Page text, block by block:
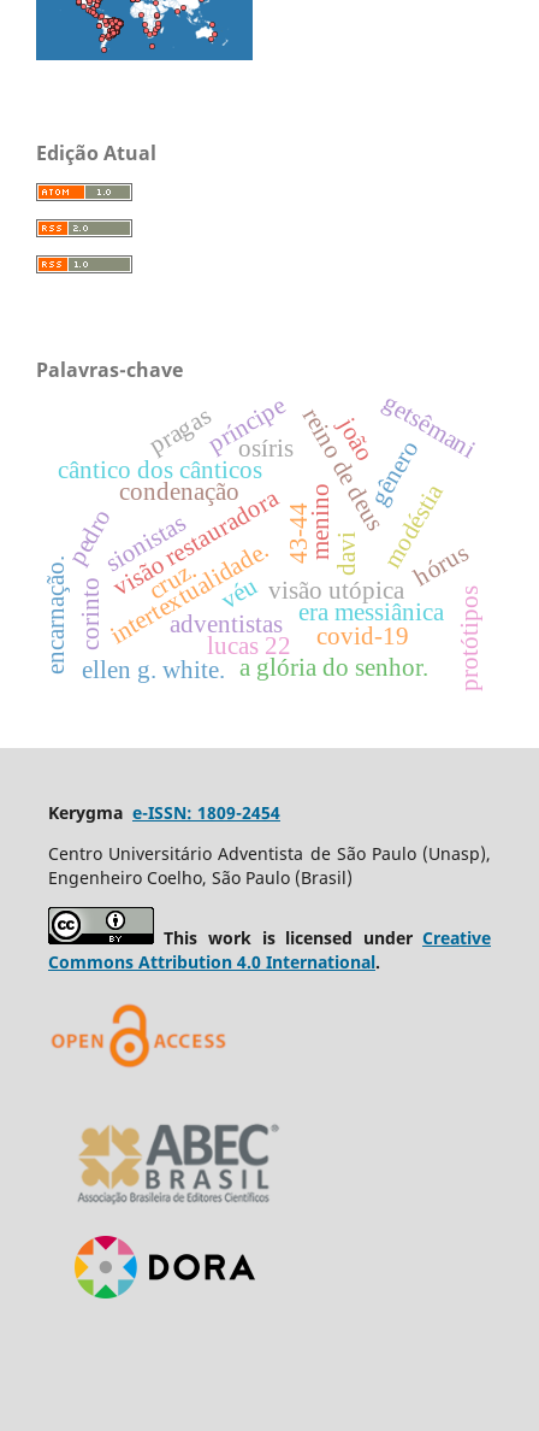
Edição Atual
Palavras-chave
cântico dos cânticos
43-44 davi
intertextualidade.
reino de deus
visão restauradoravisão utópica
era messiânica
sionistas
adventistas
corinto véu
gênero
modéstia
pragas
lucas 22
condenação
ellen g. white.
pedro
a glória do senhor.
príncipe getsêmani
protótipos
hórus
osíris
cruz.
menino
joão
encarnação. covid-19
Kerygma e-ISSN: 1809-2454
Centro Universitário Adventista de São Paulo (Unasp),
Engenheiro Coelho, São Paulo (Brasil)
This work is licensed underCreative
Commons Attribution 4.0 International.